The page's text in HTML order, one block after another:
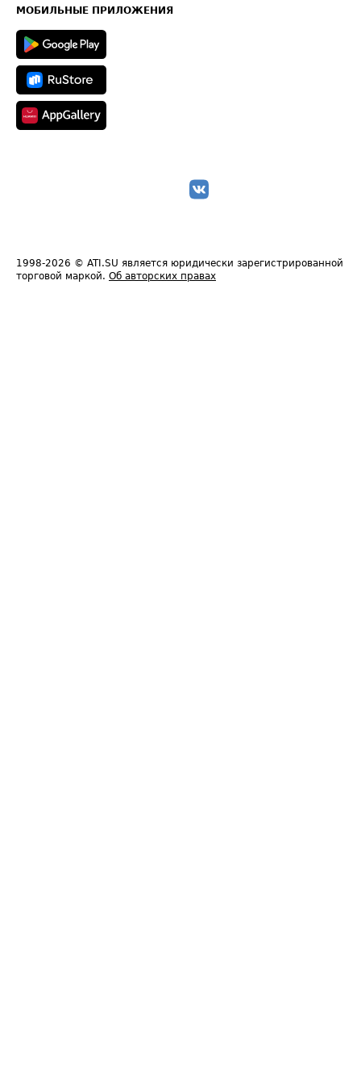
Техническая информация
МОБИЛЬНЫЕ ПРИЛОЖЕНИЯ
1998-2026 © ATI.SU является юридически зарегистрированной
торговой маркой. Об авторских правах